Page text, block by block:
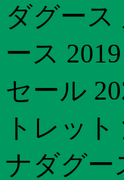
ダグース
ース
セール
トレッ
ナダグー